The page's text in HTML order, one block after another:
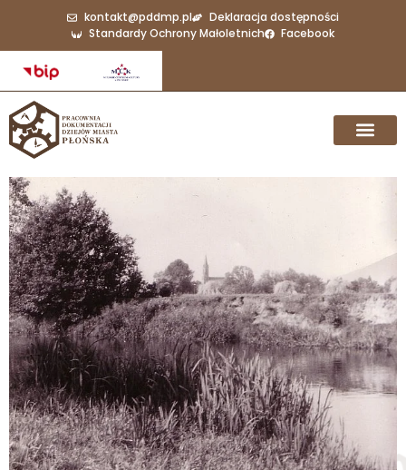
kontakt@pddmp.pl
Deklaracja dostępności
Standardy Ochrony Małoletnich
Facebook